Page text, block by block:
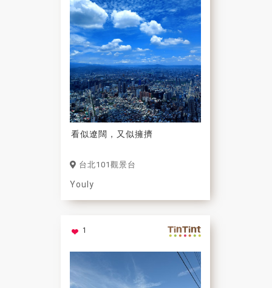
看似遼闊，又似擁擠
台北101觀景台
Youly
1